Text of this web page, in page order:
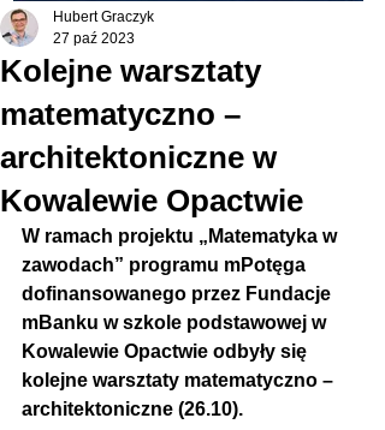
Kolejne warsztaty
matematyczno –
architektoniczne w
Kowalewie Opactwie
Hubert Graczyk
27 paź 2023
W ramach projektu „Matematyka w
zawodach” programu mPotęga
dofinansowanego przez Fundacje
mBanku w szkole podstawowej w
Kowalewie Opactwie odbyły się
kolejne warsztaty matematyczno –
architektoniczne (26.10).